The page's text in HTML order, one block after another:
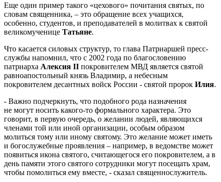
Еще один пример такого «цехового» почитания святых, по
словам священника, – это обращение всех учащихся,
особенно, студентов, и преподавателей в молитвах к святой
великомученице Татьяне.
Что касается силовых структур, то глава Патриаршей пресс-
службы напомнил, что с 2002 года по благословению
патриарха Алексия II покровителем МВД является святой
равноапостольный князь Владимир, а небесным
покровителем десантных войск России - святой пророк Илия.
- Важно подчеркнуть, что подобного рода назначения
не могут носить какого-то формального характера. Это
говорит, в первую очередь, о желании людей, являющихся
членами той или иной организации, особым образом
молиться тому или иному святому. Это желание может иметь
и богослужебные проявления – например, в ведомстве может
появиться икона святого, считающегося его покровителем, а в
день памяти этого святого сотрудники могут посещать храм,
чтобы помолиться ему вместе, - сказал священнослужитель.